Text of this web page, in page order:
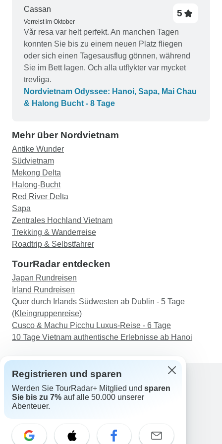
auf unsere Präferenzen zugeschnitten. Wir
empfehlen Conical Travel Team, professionellen
Reiseleiter (wir würden auch unsere nächsten
Reisen mit ihnen machen)
haben unsere Zeit in Vietnam sehr genossen und
wiederzukommen, um mehr von Ihrem schönen
Land zu erkunden. Vielen Dank, Legend Travel
Group, für eine fantastische Reise!
Cassan
Verreist im Oktober
5
Vår resa var helt perfekt. An manchen Tagen
konnten Sie bis zu einem neuen Platz fliegen
oder sich einen Tagesausflug gönnen, während
Sie im Bett lagen. Och alla utflykter var mycket
trevliga.
Nordvietnam Odyssee: Hanoi, Sapa, Mai Chau
& Halong Bucht - 8 Tage
Mehr über Nordvietnam
Antike Wunder
Südvietnam
Mekong Delta
Halong-Bucht
Red River Delta
Sapa
Zentrales Hochland Vietnam
Trekking & Wanderreise
Roadtrip & Selbstfahrer
TourRadar entdecken
Japan Rundreisen
Irland Rundreisen
Quer durch Irlands Südwesten ab Dublin - 5 Tage
(Kleingruppenreise)
Cusco & Machu Picchu Luxus-Reise - 6 Tage
10 Tage Vietnam authentische Erlebnisse ab Hanoi
Support
Kontakt
Schweiz +41 225 183 195
Registrieren und sparen
Werden Sie TourRadar+ Mitglied und sparen
Sie bis zu 7% auf alle 50.000 unserer
Abenteuer.